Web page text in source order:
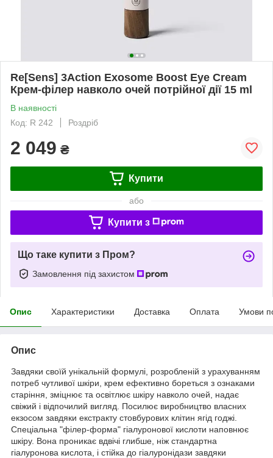
Re[Sens] 3Action Exosome Boost Eye Cream
Крем-філер навколо очей потрійної дії 15 ml
В наявності
Код: R 242
Роздріб
2 049 ₴
Купити
або
Купити з
Що таке купити з Пром?
Замовлення під захистом
Опис Характеристики Доставка Оплата Умови
Опис
Завдяки своїй унікальній формулі, розробленій з урахуванням
потреб чутливої шкіри, крем ефективно бореться з ознаками
старіння, зміцнює та освітлює шкіру навколо очей, надає
свіжий і відпочилий вигляд. Посилює виробництво власних
екзосом завдяки екстракту стовбурових клітин ягід годжі.
Спеціальна "філер-форма" гіалуронової кислоти наповнює
шкіру. Вона проникає вдвічі глибше, ніж стандартна
гіалуронова кислота, і стійка до гіалуронідази завдяки